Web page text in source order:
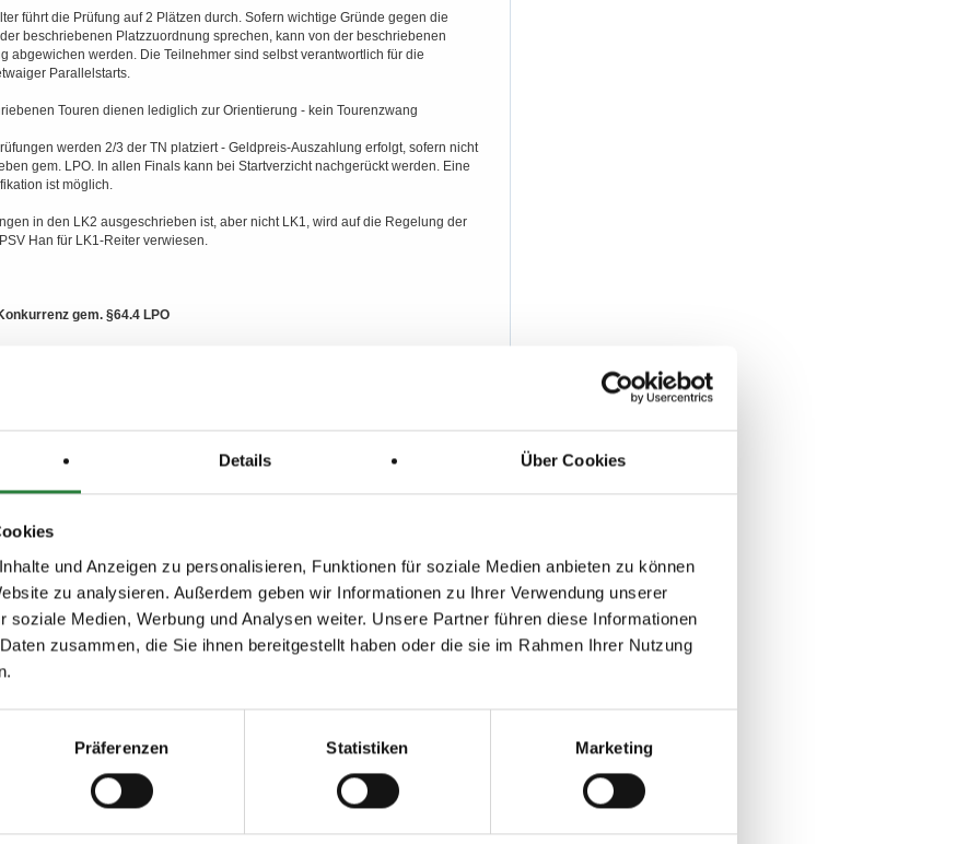
Details Über Cookies
und Anzeigen zu personalisieren, Funktionen für soziale Medien anbieten zu können
zu analysieren. Außerdem geben wir Informationen zu Ihrer Verwendung unserer
soziale Medien, Werbung und Analysen weiter. Unsere Partner führen diese Informationen
zusammen, die Sie ihnen bereitgestellt haben oder die sie im Rahmen Ihrer Nutzung
Präferenzen Statistiken Marketing
führt die Prüfung auf 2 Plätzen durch. Sofern wichtige Gründe gegen die
beschriebenen Platzzuordnung sprechen, kann von der beschriebenen
abgewichen werden. Die Teilnehmer sind selbst verantwortlich für die
Parallelstarts.
Touren dienen lediglich zur Orientierung - kein Tourenzwang
werden 2/3 der TN platziert - Geldpreis-Auszahlung erfolgt, sofern nicht
gem. LPO. In allen Finals kann bei Startverzicht nachgerückt werden. Eine
ist möglich.
in den LK2 ausgeschrieben ist, aber nicht LK1, wird auf die Regelung der
Han für LK1-Reiter verwiesen.
gem. §64.4 LPO
Zustimmung des Veranstalters in LPO-Prüfungen auf dieser PLS zulässig:
nur bei der FN eingetragene, für das betreffende
entsprechen. Zudem gilt §47.
nur Teilnehmer mit aktuell fortgeschriebener
und mit der in der Ausschreibung geforderten oder einer
hat dafür Sorge zu tragen, dass der Wunsch zum Start
bei Erklärung der Startbereitschaft angemeldet wird.